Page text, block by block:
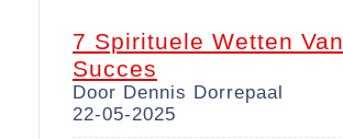
7 Spirituele Wetten Van
Succes
Door Dennis Dorrepaal
22-05-2025